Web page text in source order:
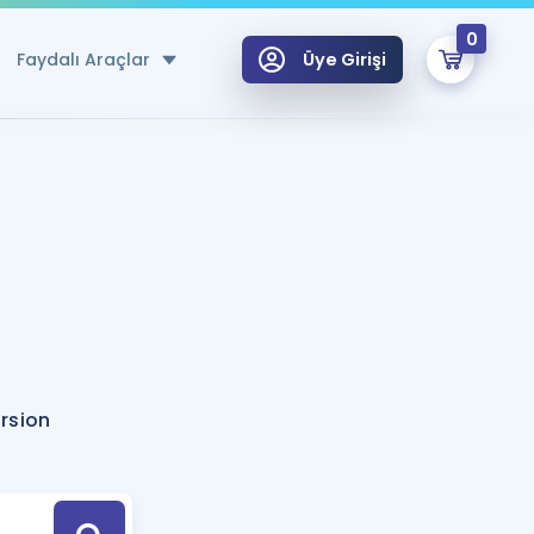
Faydalı Araçlar
Hesaplama Aracı
için Öneriler
Tek Takvimde
Üye Girişi
0
Hoca ile seni sınava hazırlayacak onlarca eğitim seni bekliyor!